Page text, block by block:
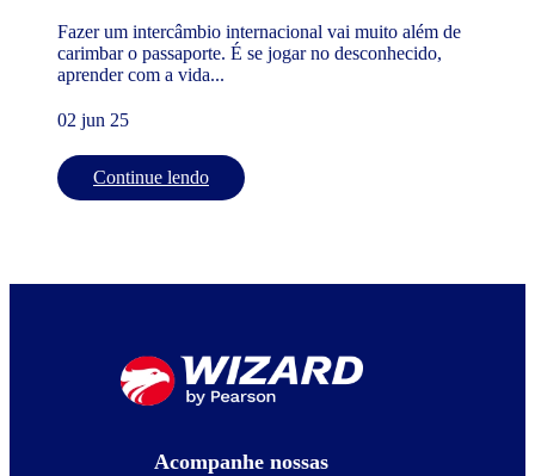
Fazer um intercâmbio internacional vai muito além de
carimbar o passaporte. É se jogar no desconhecido,
aprender com a vida...
02 jun 25
Continue lendo
Acompanhe nossas